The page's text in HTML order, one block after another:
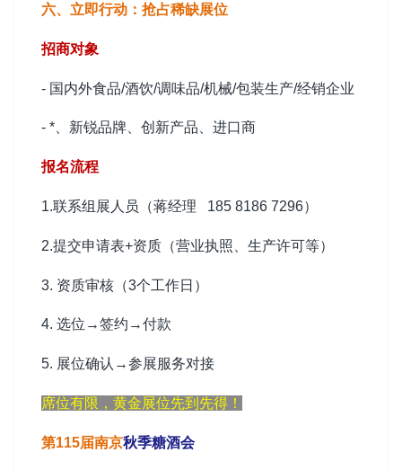
六、立即行动：抢占稀缺展位
招商对象
- 国内外食品/酒饮/调味品/机械/包装生产/经销企业
- *、新锐品牌、创新产品、进口商
报名流程
1.联系组展人员（蒋经理 185 8186 7296）
2.提交申请表+资质（营业执照、生产许可等）
3. 资质审核（3个工作日）
4. 选位→签约→付款
5. 展位确认→参展服务对接
席位有限，黄金展位先到先得！
第115届南京秋季糖酒会